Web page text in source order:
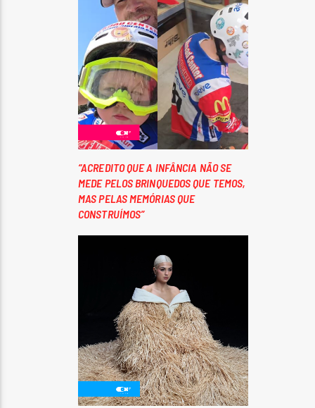
“ACREDITO QUE A INFÂNCIA NÃO SE
MEDE PELOS BRINQUEDOS QUE TEMOS,
MAS PELAS MEMÓRIAS QUE
CONSTRUÍMOS”